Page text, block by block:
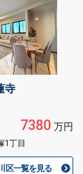
寺
7380万円
1丁目
区一覧を見る